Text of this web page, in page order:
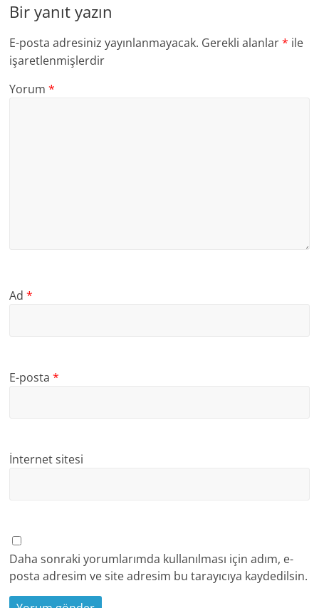
Bir yanıt yazın
E-posta adresiniz yayınlanmayacak. Gerekli alanlar* ile
işaretlenmişlerdir
Yorum*
Ad*
E-posta*
İnternet sitesi
Daha sonraki yorumlarımda kullanılması için adım, e-
posta adresim ve site adresim bu tarayıcıya kaydedilsin.